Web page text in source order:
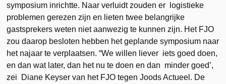
symposium inrichtte. Naar verluidt zouden er logistieke
problemen gerezen zijn en lieten twee belangrijke
gastsprekers weten niet aanwezig te kunnen zijn. Het FJO
zou daarop besloten hebben het geplande symposium naar
het najaar te verplaatsen. “We willen liever iets goed doen,
en dan wat later, dan het nu te doen en dan minder goed’,
zei Diane Keyser van het FJO tegen Joods Actueel. De